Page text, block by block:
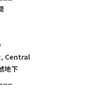
Central
地下